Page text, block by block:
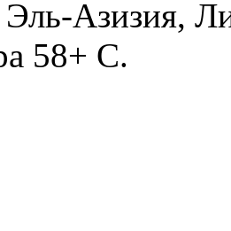
Эль-Азизия,
58+ С.